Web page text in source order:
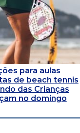
para aulas
de beach tennis
das Crianças
no domingo